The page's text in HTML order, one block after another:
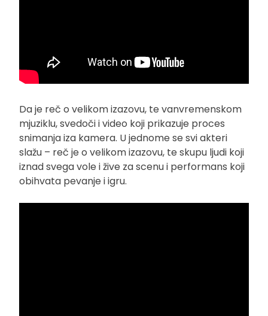
Da je reč o velikom izazovu, te vanvremenskom
mjuziklu, svedoči i video koji prikazuje proces
snimanja iza kamera. U jednome se svi akteri
slažu – reč je o velikom izazovu, te skupu ljudi koji
iznad svega vole i žive za scenu i performans koji
obihvata pevanje i igru.